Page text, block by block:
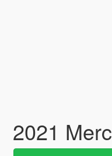
2021